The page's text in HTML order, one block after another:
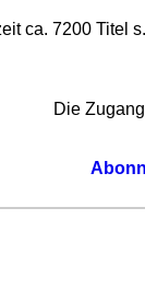
ca. 7200 Titel s.
Die